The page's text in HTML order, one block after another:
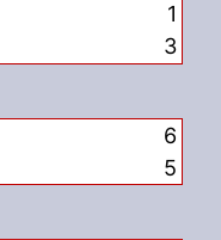
1
3
6
5